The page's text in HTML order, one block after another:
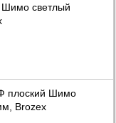
светлый
плоский Шимо
Brozex